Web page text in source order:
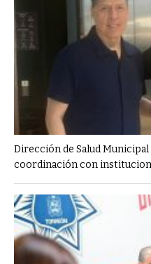
Dirección de Salud
coordinación con